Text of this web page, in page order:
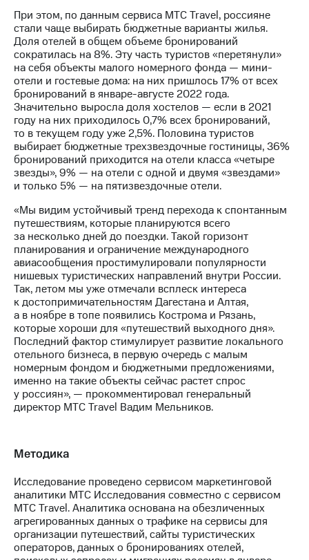
Описание
Еврооблигации-2023
Уведомление
о
погашении
именных
облигаций
Другое
Регистратор
Реквизиты
Контакты
развитие
На главную
При этом, по данным сервиса МТС Travel, россияне
стали чаще выбирать бюджетные варианты жилья.
Доля отелей в общем объеме бронирований
сократилась на 8%. Эту часть туристов «перетянули»
на себя объекты малого номерного фонда — мини-
отели и гостевые дома: на них пришлось 17% от всех
бронирований в январе-августе 2022 года.
Значительно выросла доля хостелов — если в 2021
году на них приходилось 0,7% всех бронирований,
то в текущем году уже 2,5%. Половина туристов
выбирает бюджетные трехзвездочные гостиницы, 36%
бронирований приходится на отели класса «четыре
звезды», 9% — на отели с одной и двумя «звездами»
и только 5% — на пятизвездочные отели.
«Мы видим устойчивый тренд перехода к спонтанным
путешествиям, которые планируются всего
за несколько дней до поездки. Такой горизонт
планирования и ограничение международного
авиасообщения простимулировали популярности
нишевых туристических направлений внутри России.
Так, летом мы уже отмечали всплеск интереса
к достопримичательностям Дагестана и Алтая,
а в ноябре в топе появились Кострома и Рязань,
которые хороши для «путешествий выходного дня».
Последний фактор стимулирует развитие локального
отельного бизнеса, в первую очередь с малым
номерным фондом и бюджетными предложениями,
именно на такие объекты сейчас растет спрос
у россиян», — прокомментировал генеральный
директор МТС Travel Вадим Мельников.
Методика
Исследование проведено сервисом маркетинговой
аналитики МТС Исследования совместно с сервисом
МТС Travel. Аналитика основана на обезличенных
агрегированных данных о трафике на сервисы для
организации путешествий, сайты туристических
операторов, данных о бронированиях отелей,